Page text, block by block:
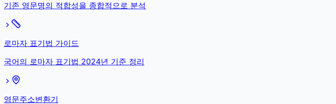
기존 영문명의 적합성을 종합적으로 분석
로마자 표기법 가이드
국어의 로마자 표기법 2024년 기준 정리
영문주소변환기